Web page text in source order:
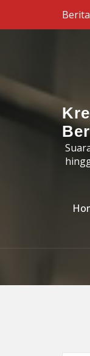
Skip to the content